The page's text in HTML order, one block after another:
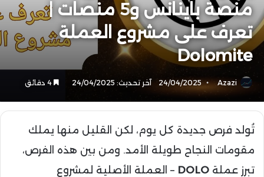
منصة باينانس و5 منصات |
تعرف على مشروع العملة
Dolomite
Azazi
24/04/2025 آخر تحديث: 24/04/2025
تُولد فرص جديدة كل يوم، لكن القليل منها يملك
مقومات النجاح طويلة الأمد. ومن بين هذه الفرص،
تبرز عملة DOLO – العملة الأصلية لمشروع